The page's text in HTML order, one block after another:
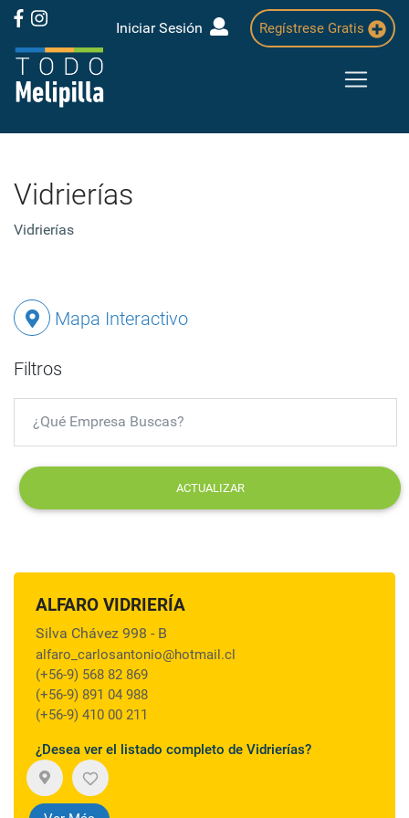
Iniciar Sesión Regístrese Gratis
Vidrierías
Vidrierías
Mapa Interactivo
Filtros
ACTUALIZAR
ALFARO VIDRIERÍA
Silva Chávez 998 - B
alfaro_carlosantonio@hotmail.cl
(+56-9) 568 82 869
(+56-9) 891 04 988
(+56-9) 410 00 211
¿Desea ver el listado completo de Vidrierías?